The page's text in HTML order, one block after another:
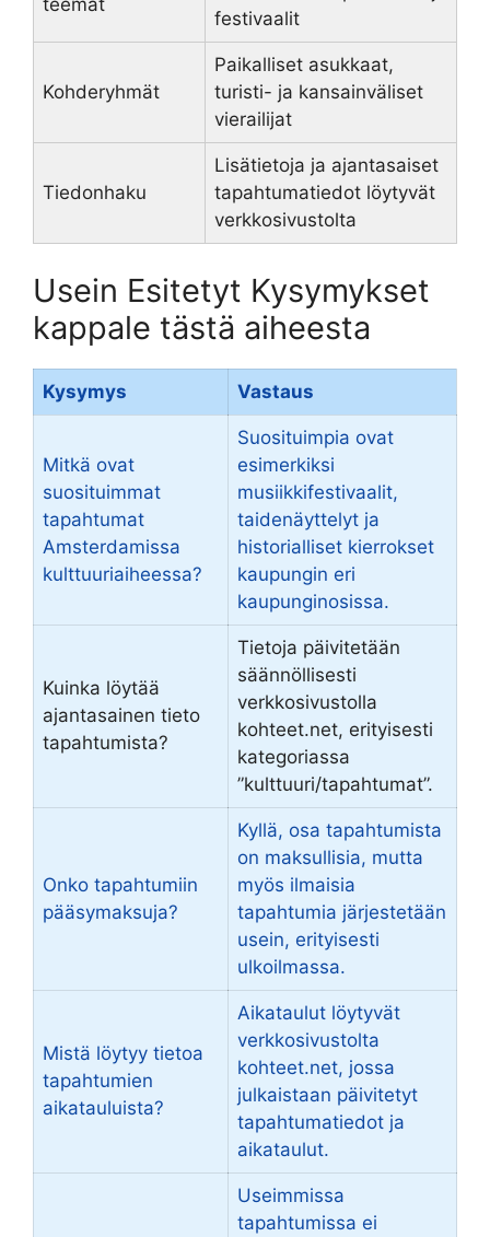
teemat
festivaalit
Kohderyhmät
Paikalliset asukkaat,
turisti- ja kansainväliset
vierailijat
Tiedonhaku
Lisätietoja ja ajantasaiset
tapahtumatiedot löytyvät
verkkosivustolta
Usein Esitetyt Kysymykset
kappale tästä aiheesta
Kysymys Vastaus
Mitkä ovat
suosituimmat
tapahtumat
Amsterdamissa
kulttuuriaiheessa?
Suosituimpia ovat
esimerkiksi
musiikkifestivaalit,
taidenäyttelyt ja
historialliset kierrokset
kaupungin eri
kaupunginosissa.
Kuinka löytää
ajantasainen tieto
tapahtumista?
Tietoja päivitetään
säännöllisesti
verkkosivustolla
kohteet.net, erityisesti
kategoriassa
”kulttuuri/tapahtumat”.
Onko tapahtumiin
pääsymaksuja?
Kyllä, osa tapahtumista
on maksullisia, mutta
myös ilmaisia
tapahtumia järjestetään
usein, erityisesti
ulkoilmassa.
Mistä löytyy tietoa
tapahtumien
aikatauluista?
Aikataulut löytyvät
verkkosivustolta
kohteet.net, jossa
julkaistaan päivitetyt
tapahtumatiedot ja
aikataulut.
Useimmissa
tapahtumissa ei